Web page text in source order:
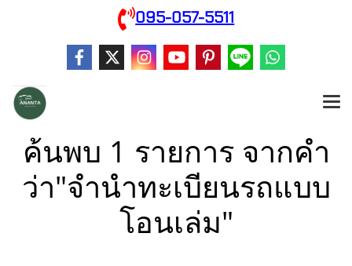
095-057-5511
ค้นพบ 1 รายการ จากคำ
ว่า"จำนำทะเบียนรถแบบ
โอนเล่ม"